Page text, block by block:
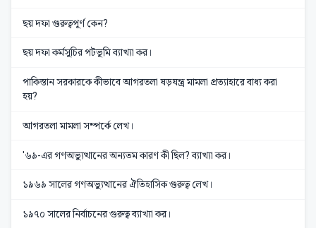
ছয় দফা গুরুত্বপূর্ণ কেন?
ছয় দফা কর্মসূচির পটভূমি ব্যাখ্যা কর।
পাকিস্তান সরকারকে কীভাবে আগরতলা ষড়যন্ত্র মামলা প্রত্যাহারে বাধ্য করা
হয়?
আগরতলা মামলা সম্পর্কে লেখ।
'৬৯-এর গণঅভ্যুত্থানের অন্যতম কারণ কী ছিল? ব্যাখ্যা কর।
১৯৬৯ সালের গণঅভ্যুত্থানের ঐতিহাসিক গুরুত্ব লেখ।
১৯৭০ সালের নির্বাচনের গুরুত্ব ব্যাখ্যা কর।